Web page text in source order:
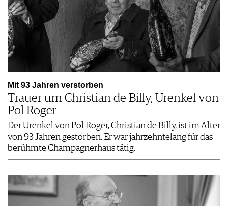
Mit 93 Jahren verstorben
Trauer um Christian de Billy, Urenkel von
Pol Roger
Der Urenkel von Pol Roger, Christian de Billy, ist im Alter
von 93 Jahren gestorben. Er war jahrzehntelang für das
berühmte Champagnerhaus tätig.